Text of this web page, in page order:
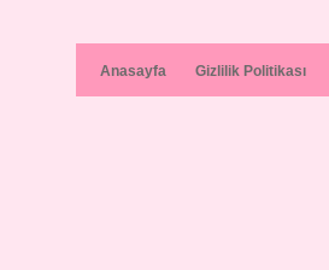
Anasayfa Gizlilik Politikası